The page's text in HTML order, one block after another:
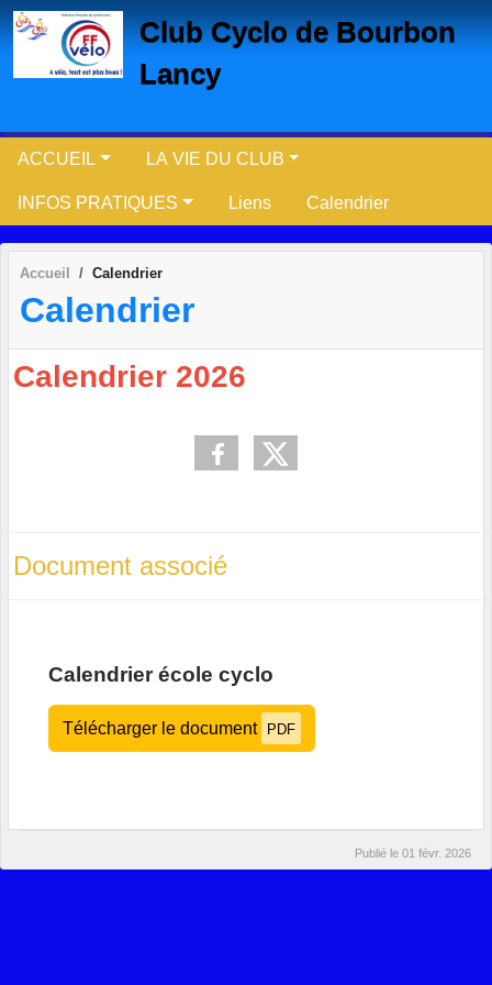
Club Cyclo de Bourbon
Lancy
ACCUEIL LA VIE DU CLUB
INFOS PRATIQUES Liens Calendrier
Accueil Calendrier
Calendrier
Calendrier 2026
Document associé
Calendrier école cyclo
Télécharger le document PDF
Publié le 01 févr. 2026
Panneau de gestion des cookies